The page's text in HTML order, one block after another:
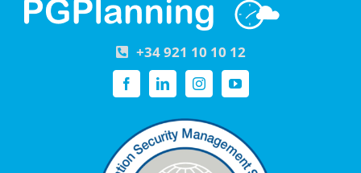
+34 921 10 10 12